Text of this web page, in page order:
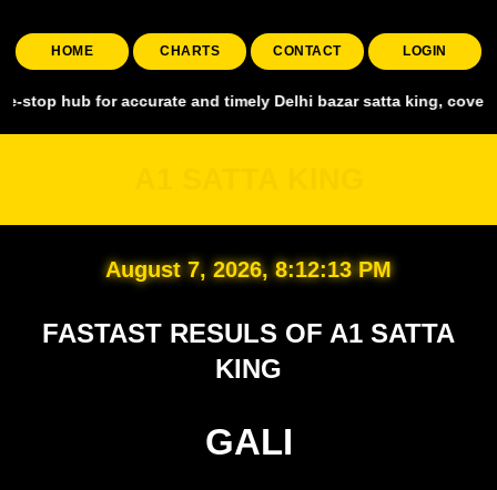
HOME CHARTS CONTACT LOGIN
for accurate and timely Delhi bazar satta king, covering all
August 7, 2026, 8:12:14 PM
FASTAST RESULS OF A1 SATTA
KING
GALI